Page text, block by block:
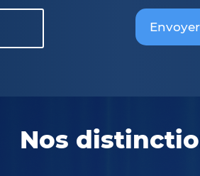
Envoyer
Nos